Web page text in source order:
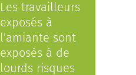
Les travailleurs
exposés à
l’amiante sont
exposés à de
lourds risques